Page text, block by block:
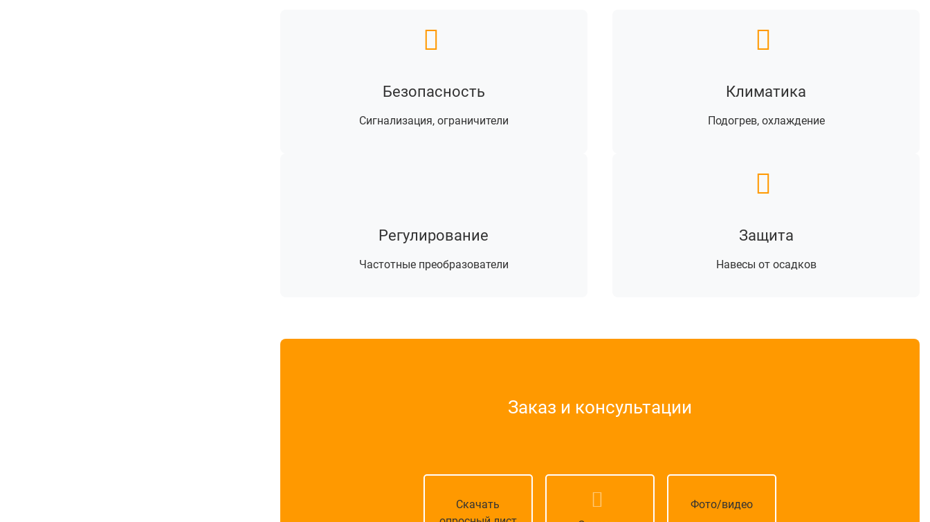
Безопасность
Сигнализация, ограничители
Климатика
Подогрев, охлаждение
Регулирование
Частотные преобразователи
Защита
Навесы от осадков
Заказ и консультации
Скачать
Фото/видео